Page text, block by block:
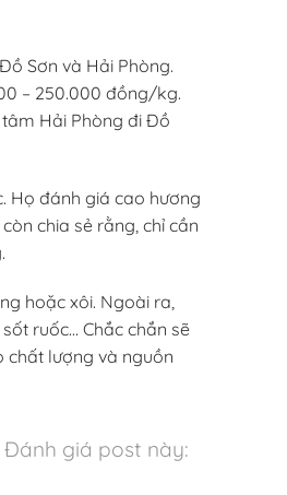
Sơn và Hải Phòng.
– 250.000 đồng/kg.
Hải Phòng đi Đồ
Họ đánh giá cao hương
chia sẻ rằng, chỉ cần
hoặc xôi. Ngoài ra,
ruốc… Chắc chắn sẽ
chất lượng và nguồn
Đánh giá post này: